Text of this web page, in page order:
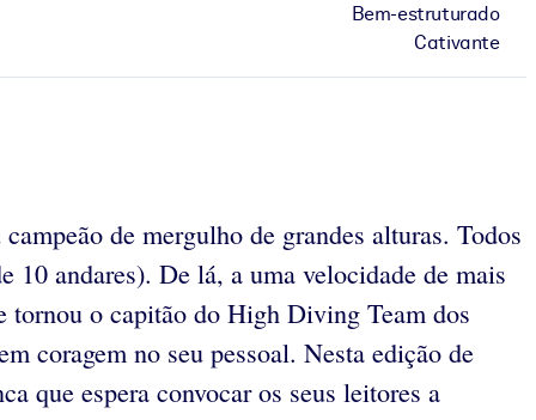
Bem-estruturado
Cativante
de mergulho de grandes alturas. Todos
10 andares). De lá, a uma velocidade de mais
tornou o capitão do High Diving Team dos
coragem no seu pessoal. Nesta edição de
que espera convocar os seus leitores a